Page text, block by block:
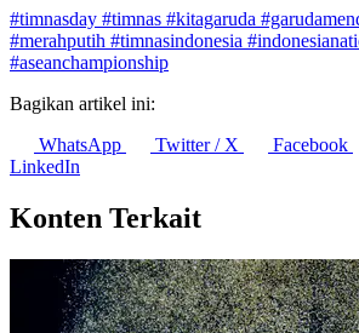
#timnasday #timnas #kitagaruda
#merahputih #timnasindonesia
#aseanchampionship
Bagikan artikel ini:
WhatsApp
Twitter / X Facebook
LinkedIn
Konten Terkait